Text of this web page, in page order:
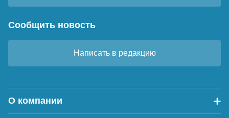
Сообщить новость
Написать в редакцию
О компании